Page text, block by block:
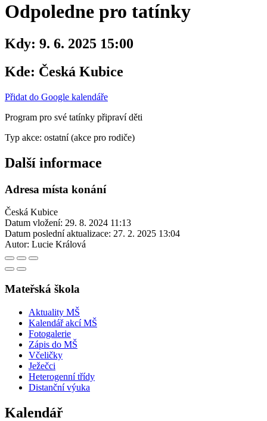
Odpoledne pro tatínky
Kdy: 9. 6. 2025 15:00
Kde: Česká Kubice
Přidat do Google kalendáře
Program pro své tatínky připraví děti
Typ akce: ostatní (akce pro rodiče)
Další informace
Adresa místa konání
Česká Kubice
Datum vložení: 29. 8. 2024 11:13
Datum poslední aktualizace: 27. 2. 2025 13:04
Autor: Lucie Králová
Mateřská škola
Aktuality MŠ
Kalendář akcí MŠ
Fotogalerie
Zápis do MŠ
Včeličky
Ježečci
Heterogenní třídy
Distanční výuka
Kalendář